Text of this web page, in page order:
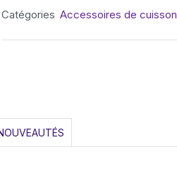
Catégories Accessoires de cuisson